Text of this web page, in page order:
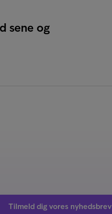
sene og
Tilmeld dig vores nyhedsbrev